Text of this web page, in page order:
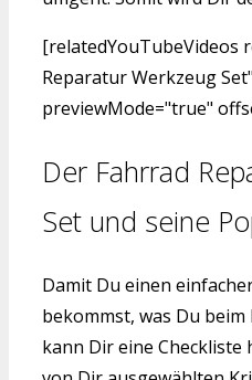
[relatedYouTubeVideos
Reparatur Werkzeug
previewMode="true"
Der Fahrrad
Set und seine
Damit Du einen
bekommst, was Du
kann Dir eine Checkliste